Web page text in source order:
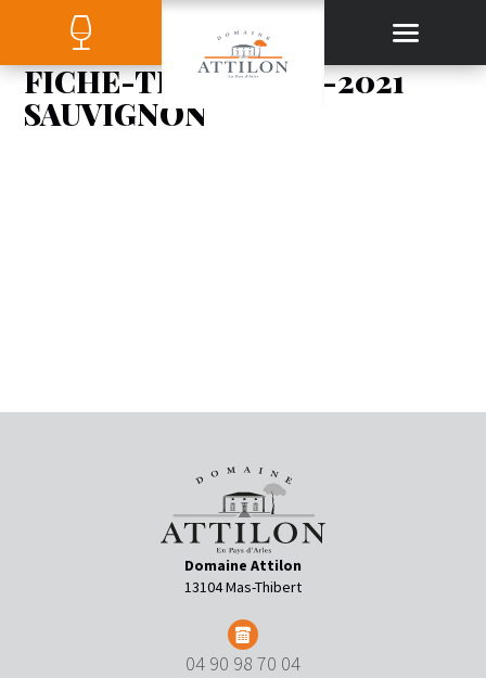
FICHE-TECHNIQUE-2021
SAUVIGNON
Domaine Attilon
13104 Mas-Thibert
04 90 98 70 04